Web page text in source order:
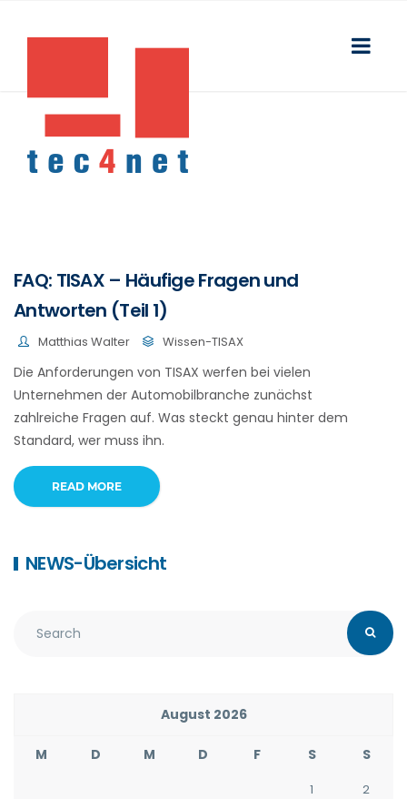
FAQ: TISAX – Häufige Fragen und
Antworten (Teil 1)
Matthias Walter Wissen-TISAX
Die Anforderungen von TISAX werfen bei vielen
Unternehmen der Automobilbranche zunächst
zahlreiche Fragen auf. Was steckt genau hinter dem
Standard, wer muss ihn.
READ MORE
NEWS-Übersicht
August 2026
M D M D F S S
1
2